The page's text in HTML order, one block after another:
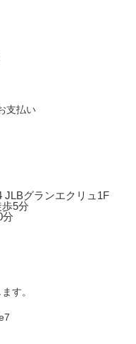
支払い
JLBグランエクリュ1F
5分
分
す。